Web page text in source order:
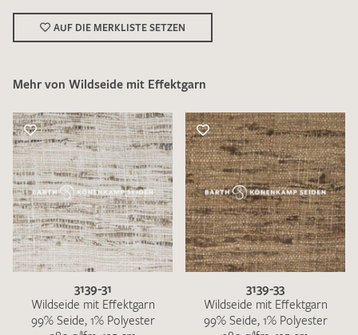
zur Beantwortung meiner Musteranfrage genutzt werden.
DieDatenschutzbestimmungen
genommen und akzeptiere diese.
MUSTERANFRAGE SENDEN
AUF DIE MERKLISTE SETZEN
Mehr von Wildseide mit Effektgarn
3139-31
Wildseide mit Effektgarn
99% Seide, 1% Polyester
3139-33
Wildseide mit Effektgarn
99% Seide, 1% Polyester